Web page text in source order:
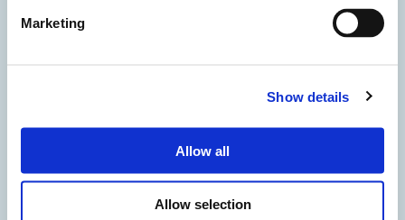
Marketing
Show details
Allow all
Allow selection
STABILIMENTI
Classe prestazionale